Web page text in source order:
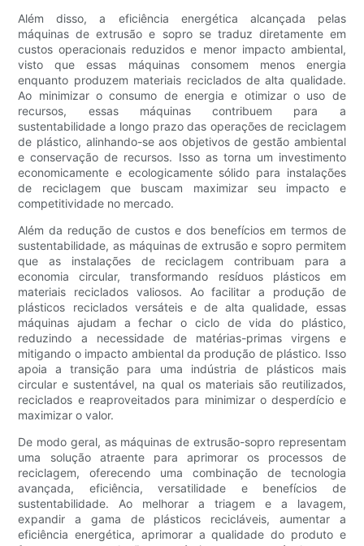
Além disso, a eficiência energética alcançada pelas
máquinas de extrusão e sopro se traduz diretamente em
custos operacionais reduzidos e menor impacto ambiental,
visto que essas máquinas consomem menos energia
enquanto produzem materiais reciclados de alta qualidade.
Ao minimizar o consumo de energia e otimizar o uso de
recursos, essas máquinas contribuem para a
sustentabilidade a longo prazo das operações de reciclagem
de plástico, alinhando-se aos objetivos de gestão ambiental
e conservação de recursos. Isso as torna um investimento
economicamente e ecologicamente sólido para instalações
de reciclagem que buscam maximizar seu impacto e
competitividade no mercado.
Além da redução de custos e dos benefícios em termos de
sustentabilidade, as máquinas de extrusão e sopro permitem
que as instalações de reciclagem contribuam para a
economia circular, transformando resíduos plásticos em
materiais reciclados valiosos. Ao facilitar a produção de
plásticos reciclados versáteis e de alta qualidade, essas
máquinas ajudam a fechar o ciclo de vida do plástico,
reduzindo a necessidade de matérias-primas virgens e
mitigando o impacto ambiental da produção de plástico. Isso
apoia a transição para uma indústria de plásticos mais
circular e sustentável, na qual os materiais são reutilizados,
reciclados e reaproveitados para minimizar o desperdício e
maximizar o valor.
De modo geral, as máquinas de extrusão-sopro representam
uma solução atraente para aprimorar os processos de
reciclagem, oferecendo uma combinação de tecnologia
avançada, eficiência, versatilidade e benefícios de
sustentabilidade. Ao melhorar a triagem e a lavagem,
expandir a gama de plásticos recicláveis, aumentar a
eficiência energética, aprimorar a qualidade do produto e